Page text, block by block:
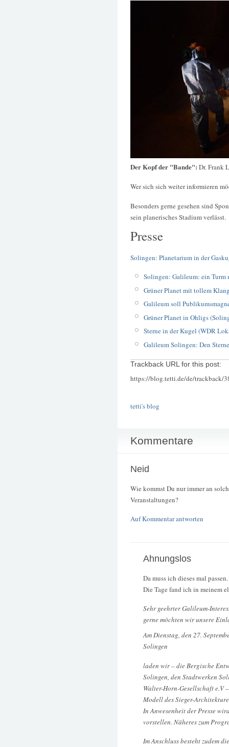
Der Kopf der "Bande": Dr. Frank
Wer sich sich weiter informieren
Besonders gerne gesehen sind
sein planerisches Stadium verlässt.
Presse
Solingen: Planetarium in der
Solingen: Galileum: ein Turm
Grüner Planet mit tollem
Galileum soll
Grüner Planet in Ohligs
Sterne in der Kugel (WDR
Galileum Solingen: Den
Trackback URL for this post:
https://blog.tetti.de/de/trackback/
tetti's blog
Kommentare
Neid
Wie kommst Du nur immer an
Veranstaltungen?
Auf Kommentar antworten
Ahnungslos
Da muss ich dieses mal passen.
Die Tage fand ich in meinem
Sehr geehrter Galileum-
gerne möchten wir unsere
Am Dienstag, den 27.
Solingen
laden wir – die Bergische
Solingen, den Stadtwerken
Walter-Horn-Gesellschaft e.V
Modell des Sieger-
In Anwesenheit der Presse
vorstellen. Näheres zum
Im Anschluss besteht zudem